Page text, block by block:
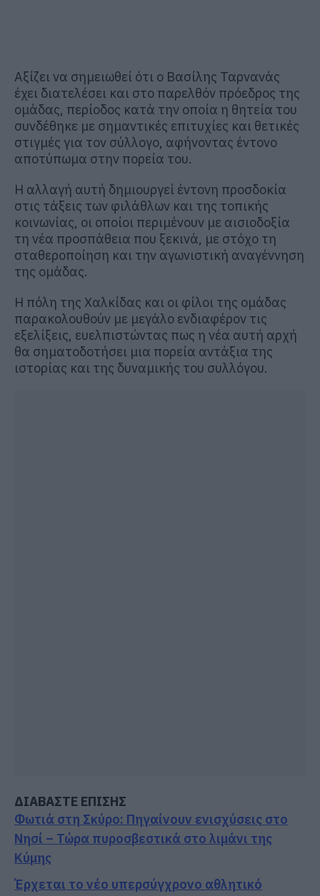
Αξίζει να σημειωθεί ότι ο Βασίλης Ταρνανάς
έχει διατελέσει και στο παρελθόν πρόεδρος της
ομάδας, περίοδος κατά την οποία η θητεία του
συνδέθηκε με σημαντικές επιτυχίες και θετικές
στιγμές για τον σύλλογο, αφήνοντας έντονο
αποτύπωμα στην πορεία του.
Η αλλαγή αυτή δημιουργεί έντονη προσδοκία
στις τάξεις των φιλάθλων και της τοπικής
κοινωνίας, οι οποίοι περιμένουν με αισιοδοξία
τη νέα προσπάθεια που ξεκινά, με στόχο τη
σταθεροποίηση και την αγωνιστική αναγέννηση
της ομάδας.
Η πόλη της Χαλκίδας και οι φίλοι της ομάδας
παρακολουθούν με μεγάλο ενδιαφέρον τις
εξελίξεις, ευελπιστώντας πως η νέα αυτή αρχή
θα σηματοδοτήσει μια πορεία αντάξια της
ιστορίας και της δυναμικής του συλλόγου.
ΔΙΑΒΑΣΤΕ ΕΠΙΣΗΣ
Φωτιά στη Σκύρο: Πηγαίνουν ενισχύσεις στο
Νησί – Τώρα πυροσβεστικά στο λιμάνι της
Κύμης
Έρχεται το νέο υπερσύγχρονο αθλητικό